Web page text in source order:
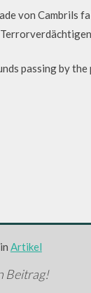
von Cambrils
passing by the
Artikel
Beitrag!